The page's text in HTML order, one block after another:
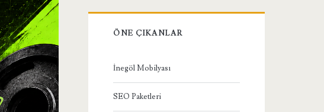
ÖNE ÇIKANLAR
İnegöl Mobilyası
SEO Paketleri